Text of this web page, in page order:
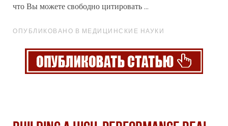
что Вы можете свободно цитировать ...
ОПУБЛИКОВАНО В МЕДИЦИНСКИЕ НАУКИ